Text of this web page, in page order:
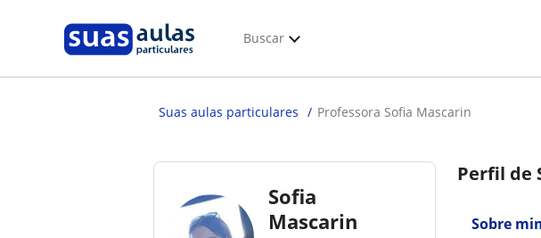
Buscar
Suas aulas particulares Professora Sofia Mascarin
Sofia
Mascarin
Perfil de
Sobre